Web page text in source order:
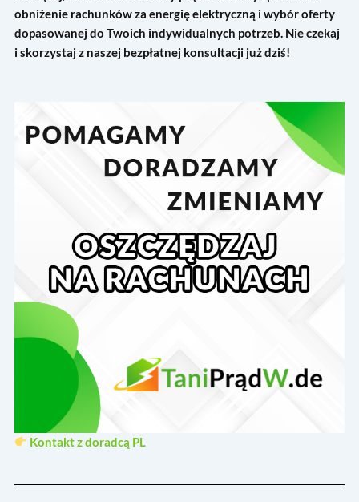
obniżenie rachunków za energię elektryczną i wybór oferty
dopasowanej do Twoich indywidualnych potrzeb. Nie czekaj
i skorzystaj z naszej bezpłatnej konsultacji już dziś!
Kontakt z doradcą PL